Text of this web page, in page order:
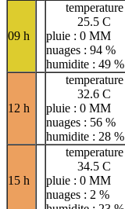
09 h
temperature
25.5 C
pluie : 0 MM
nuages : 94 %
humidite : 49 %
12 h
temperature
32.6 C
pluie : 0 MM
nuages : 56 %
humidite : 28 %
15 h
temperature
34.5 C
pluie : 0 MM
nuages : 2 %